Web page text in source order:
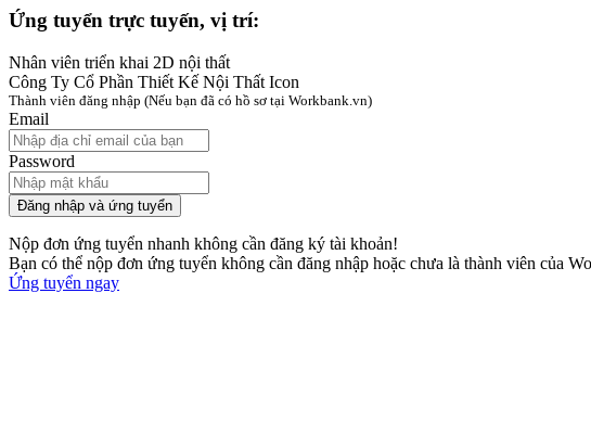
Ứng tuyển trực tuyến, vị trí:
Nhân viên triển khai 2D nội thất
Công Ty Cổ Phần Thiết Kế Nội Thất Icon
Thành viên đăng nhập (Nếu bạn đã có hồ sơ tại Workbank.vn)
Email
Password
Đăng nhập và ứng tuyển
Nộp đơn ứng tuyển nhanh không cần đăng ký tài khoản!
Bạn có thể nộp đơn ứng tuyển không cần đăng nhập hoặc chưa là thành viên của
Ứng tuyển ngay